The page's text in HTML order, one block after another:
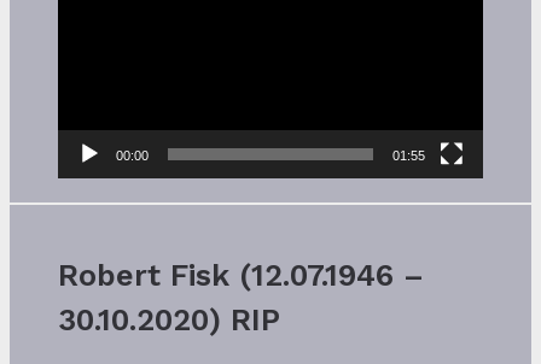
00:00 01:55
Robert Fisk (12.07.1946 –
30.10.2020) RIP